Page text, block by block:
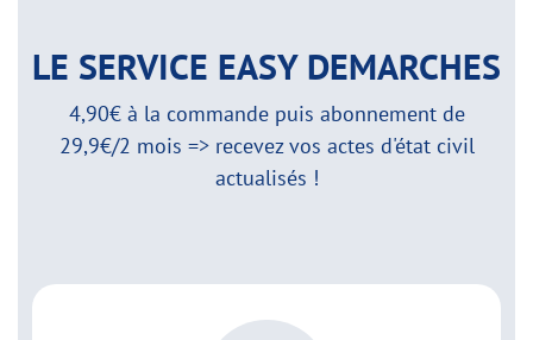
LE SERVICE EASY DEMARCHES
4,90€ à la commande puis abonnement de
29,9€/2 mois => recevez vos actes d'état civil
actualisés !